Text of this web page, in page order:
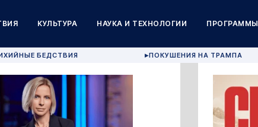
КУЛЬТУРА НАУКА И ТЕХНОЛОГИИ ПРОГРАММЫ
БЕДСТВИЯ ▶ПОКУШЕНИЯ НА ТРАМПА